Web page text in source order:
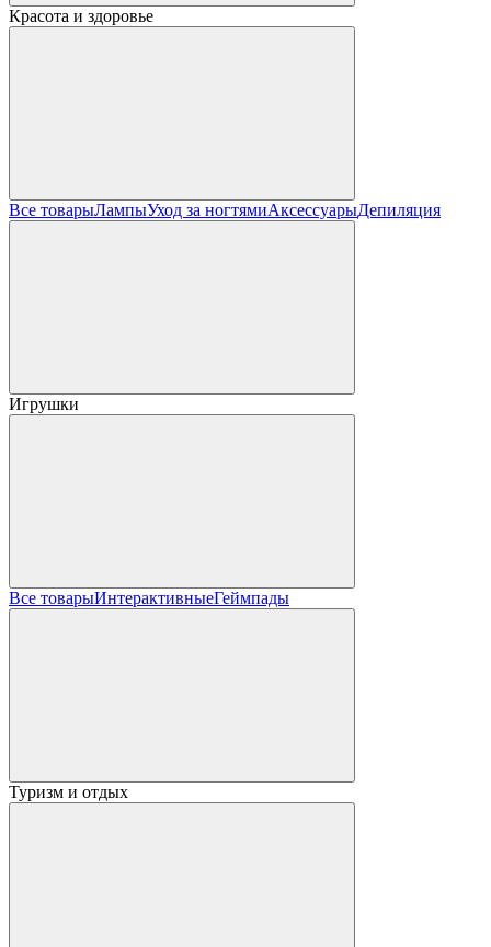
Красота и здоровье
Все товарыЛампыУход за ногтямиАксессуарыДепиляция
Игрушки
Все товарыИнтерактивныеГеймпады
Туризм и отдых